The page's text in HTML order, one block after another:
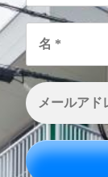
名
メ
ー
ル
ア
ド
レ